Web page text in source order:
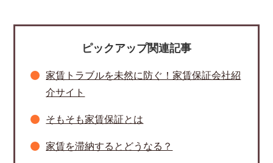
ピックアップ関連記事
家賃トラブルを未然に防ぐ！家賃保証会社紹
介サイト
そもそも家賃保証とは
家賃を滞納するとどうなる？